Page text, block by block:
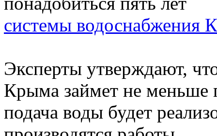
системы водоснабжения
Эксперты утверждают,
Крыма займет не меньше
подача воды будет